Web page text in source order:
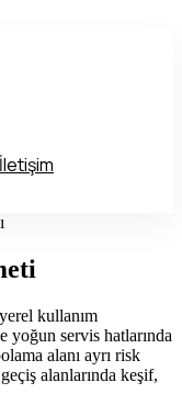
İletişim
Merkezi
kullanım
yoğun servis hatlarında
alanı ayrı risk
alanlarında keşif,